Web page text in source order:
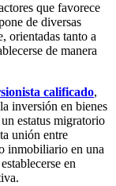
que favorece
de diversas
orientadas tanto a
de manera
calificado,
inversión en bienes
estatus migratorio
unión entre
inmobiliario en una
en